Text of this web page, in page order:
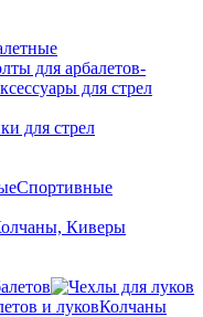
для арбалетов-
для стрел
Спортивные
Колчаны